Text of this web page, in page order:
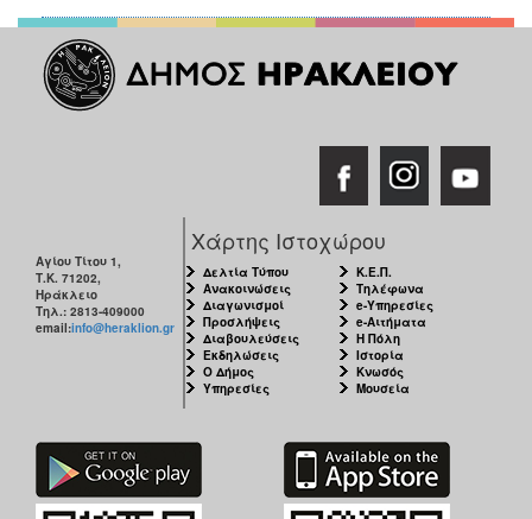
Αγίου Τίτου 1,
Τ.Κ. 71202,
Ηράκλειο
Τηλ.: 2813-409000
email:info@heraklion.gr
Χάρτης Ιστοχώρου
Δελτία Τύπου
Ανακοινώσεις
Διαγωνισμοί
Προσλήψεις
Διαβουλεύσεις
Εκδηλώσεις
Ο Δήμος
Υπηρεσίες
Κ.Ε.Π.
Τηλέφωνα
e-Υπηρεσίες
e-Αιτήματα
Η Πόλη
Ιστορία
Κνωσός
Μουσεία